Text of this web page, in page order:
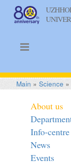
Main »Science »
About us
Info-centre
News
Events